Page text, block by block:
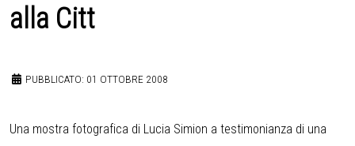
alla Citt
PUBBLICATO: 01 OTTOBRE 2008
Una mostra fotografica di Lucia Simion a testimonianza di una